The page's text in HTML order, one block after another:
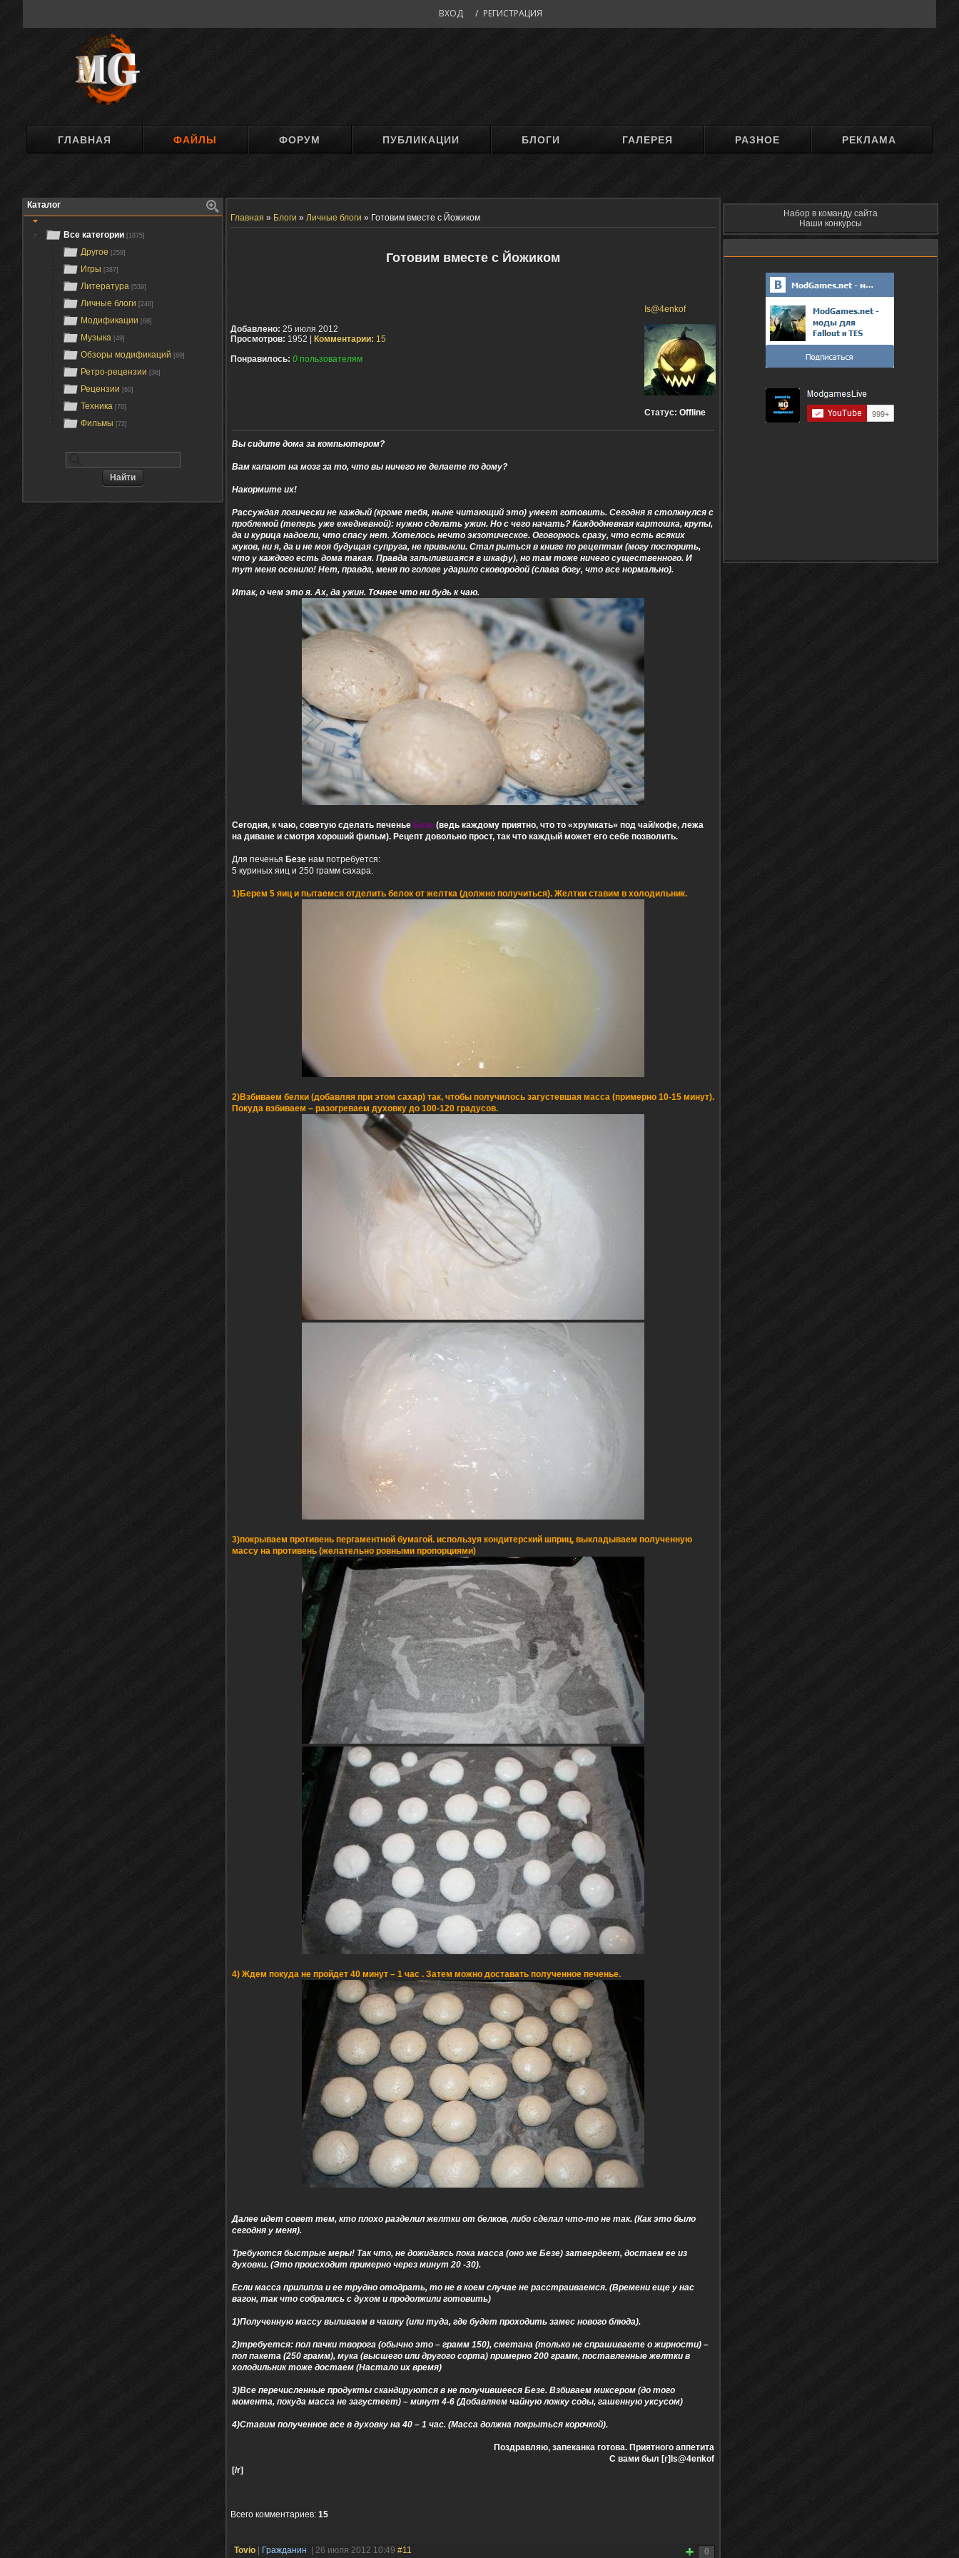
ВХОД / РЕГИСТРАЦИЯ
ГЛАВНАЯ ФАЙЛЫ ФОРУМ ПУБЛИКАЦИИ БЛОГИ ГАЛЕРЕЯ РАЗНОЕ РЕКЛАМА
Каталог
Все категории [1875]
Другое [259]
Игры [387]
Литература [539]
Личные блоги [246]
Модификации [68]
Музыка [49]
Обзоры модификаций [89]
Ретро-рецензии [36]
Рецензии [60]
Техника [70]
Фильмы [72]
Главная » Блоги » Личные блоги » Готовим вместе с Йожиком
Готовим вместе с Йожиком
Is@4enkof
Статус: Offline
Добавлено: 25 июля 2012
Просмотров: 1952 | Комментарии: 15
Понравилось: 0 пользователям
Вы сидите дома за компьютером?
Вам капают на мозг за то, что вы ничего не делаете по дому?
Накормите их!
Рассуждая логически не каждый (кроме тебя, ныне читающий это) умеет готовить. Сегодня я столкнулся с
проблемой (теперь уже ежедневной): нужно сделать ужин. Но с чего начать? Каждодневная картошка, крупы,
да и курица надоели, что спасу нет. Хотелось нечто экзотическое. Оговорюсь сразу, что есть всяких
жуков, ни я, да и не моя будущая супруга, не привыкли. Стал рыться в книге по рецептам (могу поспорить,
что у каждого есть дома такая. Правда запылившаяся в шкафу), но там тоже ничего существенного. И
тут меня осенило! Нет, правда, меня по голове ударило сковородой (слава богу, что все нормально).
Итак, о чем это я. Ах, да ужин. Точнее что ни будь к чаю.
Сегодня, к чаю, советую сделать печенье Безе (ведь каждому приятно, что то «хрумкать» под чай/кофе, лежа
на диване и смотря хороший фильм). Рецепт довольно прост, так что каждый может его себе позволить.
Для печенья Безе нам потребуется:
5 куриных яиц и 250 грамм сахара.
1)Берем 5 яиц и пытаемся отделить белок от желтка (должно получиться). Желтки ставим в холодильник.
2)Взбиваем белки (добавляя при этом сахар) так, чтобы получилось загустевшая масса (примерно 10-15 минут).
Покуда взбиваем – разогреваем духовку до 100-120 градусов.
3)покрываем противень пергаментной бумагой. используя кондитерский шприц, выкладываем полученную
массу на противень (желательно ровными пропорциями)
4) Ждем покуда не пройдет 40 минут – 1 час . Затем можно доставать полученное печенье.
Далее идет совет тем, кто плохо разделил желтки от белков, либо сделал что-то не так. (Как это было
сегодня у меня).
Требуются быстрые меры! Так что, не дожидаясь пока масса (оно же Безе) затвердеет, достаем ее из
духовки. (Это происходит примерно через минут 20 -30).
Если масса прилипла и ее трудно отодрать, то не в коем случае не расстраиваемся. (Времени еще у нас
вагон, так что собрались с духом и продолжили готовить)
1)Полученную массу выливаем в чашку (или туда, где будет проходить замес нового блюда).
2)требуется: пол пачки творога (обычно это – грамм 150), сметана (только не спрашиваете о жирности) –
пол пакета (250 грамм), мука (высшего или другого сорта) примерно 200 грамм, поставленные желтки в
холодильник тоже достаем (Настало их время)
3)Все перечисленные продукты скандируются в не получившееся Безе. Взбиваем миксером (до того
момента, покуда масса не загустеет) – минут 4-6 (Добавляем чайную ложку соды, гашенную уксусом)
4)Ставим полученное все в духовку на 40 – 1 час. (Масса должна покрыться корочкой).
Поздравляю, запеканка готова. Приятного аппетита
С вами был [r]Is@4enkof
[/r]
Всего комментариев: 15
0
Tovio Гражданин | 26 июля 2012 10:49 #11
Набор в команду сайта
Наши конкурсы